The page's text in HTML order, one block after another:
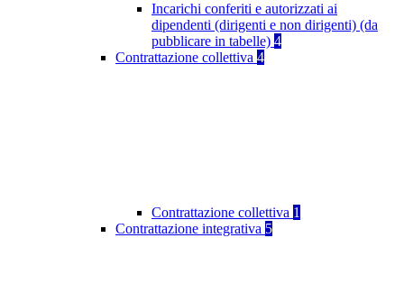
Incarichi conferiti e autorizzati ai
dipendenti (dirigenti e non dirigenti) (da
pubblicare in tabelle) 4
Contrattazione collettiva 4
Contrattazione collettiva 1
Contrattazione integrativa 5